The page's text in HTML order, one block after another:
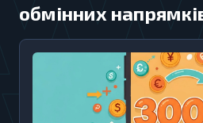
обмінних